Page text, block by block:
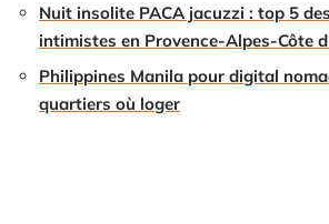
Nuit insolite PACA jacuzzi : top 5
intimistes en Provence-Alpes-Côte
Philippines Manila pour digital
quartiers où loger